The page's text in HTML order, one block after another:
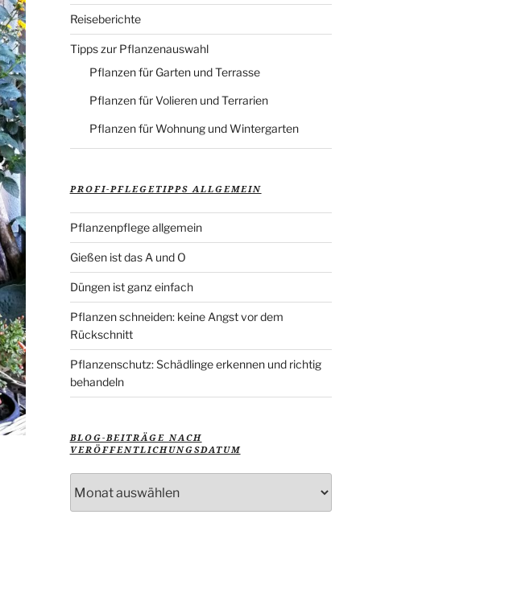
Reiseberichte
Tipps zur Pflanzenauswahl
Pflanzen für Garten und Terrasse
Pflanzen für Volieren und Terrarien
Pflanzen für Wohnung und Wintergarten
PROFI-PFLEGETIPPS ALLGEMEIN
Pflanzenpflege allgemein
Gießen ist das A und O
Düngen ist ganz einfach
Pflanzen schneiden: keine Angst vor dem
Rückschnitt
Pflanzenschutz: Schädlinge erkennen und richtig
behandeln
BLOG-BEITRÄGE NACH
VERÖFFENTLICHUNGSDATUM
Beiträge
nach